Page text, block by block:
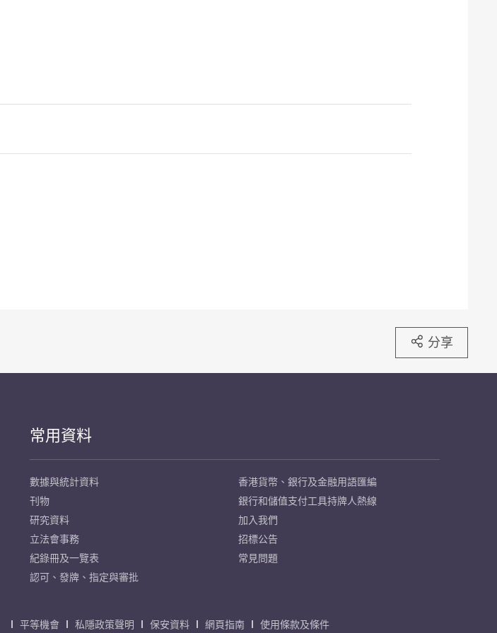
分享
常用資料
數據與統計資料
刊物
研究資料
立法會事務
紀錄冊及一覽表
認可、發牌、指定與審批
香港貨幣、銀行及金融用語匯編
銀行和儲值支付工具持牌人熱線
加入我們
招標公告
常見問題
平等機會 私隱政策聲明 保安資料 網頁指南 使用條款及條件